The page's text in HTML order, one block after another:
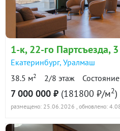
1-к, 22-го Партсъезда, 3
Екатеринбург, Уралмаш
38.5 м2 2/8 этаж
7 000 000 ₽ (181800 ₽/м2)
размещено: 25.06.2026 , обновлено: